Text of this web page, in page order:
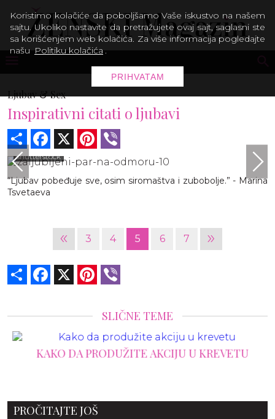
Ljubav & Sex
Inspirativni citati o ljubavi
Share Facebook Pinterest
shutterstock
“Ljubav pobeđuje sve, osim siromaštva i zubobolje.” - Marina
Tsvetaeva
« 3 4 5 6 7 »
Share Facebook Pinterest
SLIČNE TEME
KAKO DA PRODUŽITE AKCIJU U KREVETU
PROČITAJTE JOŠ
Koristimo kolačiće da poboljšamo Vaše iskustvo na našem
sajtu. Ukoliko nastavite da pretražujete ovaj sajt, saglasni ste
sa korišćenjem web kolačića. Za više informacija pogledajte
našu Politiku kolačića .
PRIHVATAM